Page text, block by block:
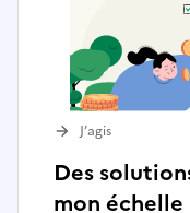
Des
mon échelle
J’agis